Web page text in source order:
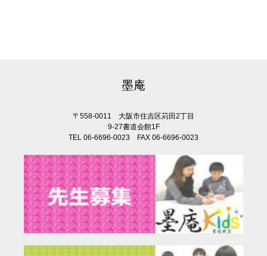
墨庵
〒558-0011 大阪市住吉区苅田2丁目
9-27書道会館1F
TEL 06-6696-0023 FAX 06-6696-0023